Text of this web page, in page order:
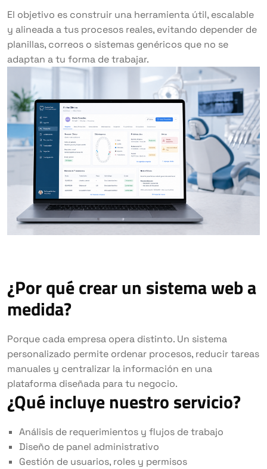
El objetivo es construir una herramienta útil, escalable
y alineada a tus procesos reales, evitando depender de
planillas, correos o sistemas genéricos que no se
adaptan a tu forma de trabajar.
¿Por qué crear un sistema web a
medida?
Porque cada empresa opera distinto. Un sistema
personalizado permite ordenar procesos, reducir tareas
manuales y centralizar la información en una
plataforma diseñada para tu negocio.
¿Qué incluye nuestro servicio?
Análisis de requerimientos y flujos de trabajo
Diseño de panel administrativo
Gestión de usuarios, roles y permisos